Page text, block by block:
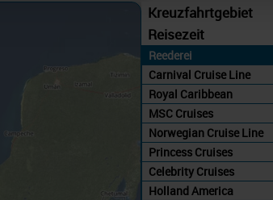
Kreuzfahrtgebiet
Reisezeit
Reederei
Carnival Cruise Line
Royal Caribbean
MSC Cruises
Norwegian Cruise Line
Princess Cruises
Celebrity Cruises
Holland America